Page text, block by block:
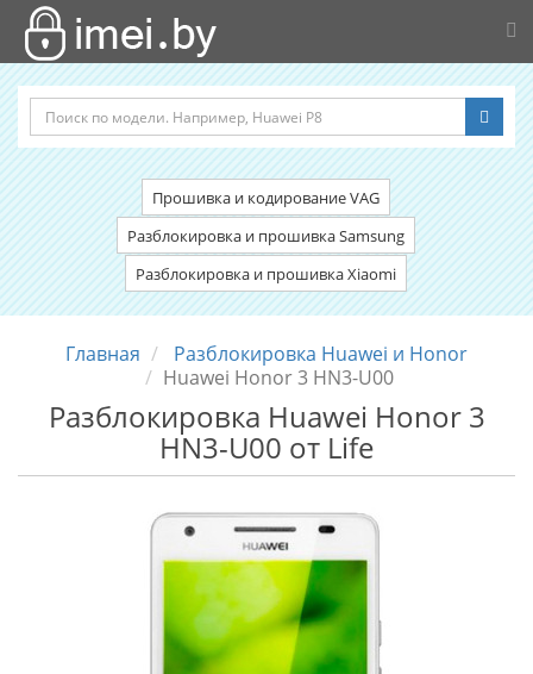
Прошивка и кодирование VAG
Разблокировка и прошивка Samsung
Разблокировка и прошивка Xiaomi
Главная
Разблокировка Huawei и Honor
Huawei Honor 3 HN3-U00
Разблокировка Huawei Honor 3
HN3-U00 от Life